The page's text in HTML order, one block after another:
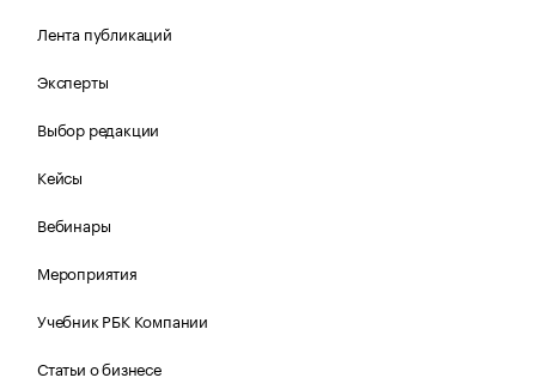
Лента публикаций
Эксперты
Выбор редакции
Кейсы
Вебинары
Мероприятия
Учебник РБК Компании
Статьи о бизнесе